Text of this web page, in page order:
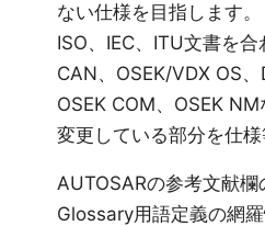
ない仕様を目指します。
ISO、IEC、ITU文書を
CAN、OSEK/VDX OS
OSEK COM、OSEK
変更している部分を仕
AUTOSARの参考文献
Glossary用語定義の網羅